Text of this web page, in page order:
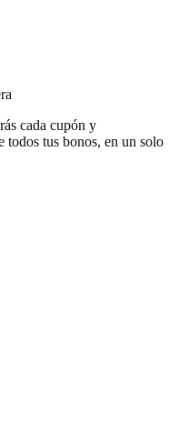
cada cupón y
todos tus bonos, en un solo